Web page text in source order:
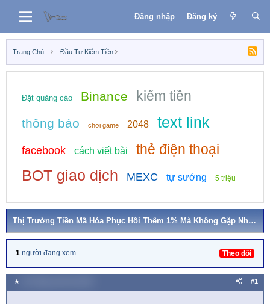
Đăng nhập Đăng ký
Trang Chủ Đầu Tư Kiếm Tiền
Đặt quảng cáo Binance kiếm tiền
thông báo chơi game 2048 text link
facebook cách viết bài thẻ điện thoại
BOT giao dịch MEXC tự sướng 5 triệu
Thị Trường Tiền Mã Hóa Phục Hồi Thêm 1% Mà Không Gặp Nhiều Trở Ngại
1 người đang xem Theo dõi
★ #1